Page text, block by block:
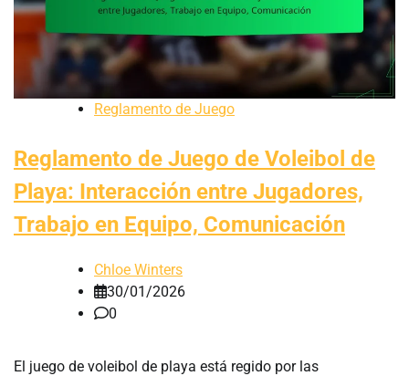
Reglamento de Juego
Reglamento de Juego de Voleibol de
Playa: Interacción entre Jugadores,
Trabajo en Equipo, Comunicación
Chloe Winters
30/01/2026
0
El juego de voleibol de playa está regido por las